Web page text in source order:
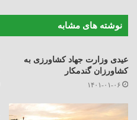
نوشته های مشابه
عیدی وزارت جهاد کشاورزی به
کشاورزان گندمکار
۱۴۰۱-۰۱-۰۶